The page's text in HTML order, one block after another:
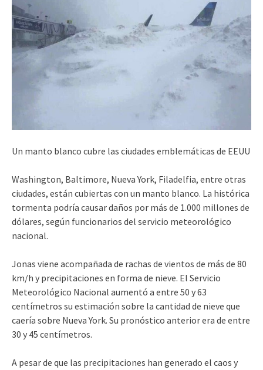
Un manto blanco cubre las ciudades emblemáticas de EEUU
Washington, Baltimore, Nueva York, Filadelfia, entre otras
ciudades, están cubiertas con un manto blanco. La histórica
tormenta podría causar daños por más de 1.000 millones de
dólares, según funcionarios del servicio meteorológico
nacional.
Jonas viene acompañada de rachas de vientos de más de 80
km/h y precipitaciones en forma de nieve. El Servicio
Meteorológico Nacional aumentó a entre 50 y 63
centímetros su estimación sobre la cantidad de nieve que
caería sobre Nueva York. Su pronóstico anterior era de entre
30 y 45 centímetros.
A pesar de que las precipitaciones han generado el caos y